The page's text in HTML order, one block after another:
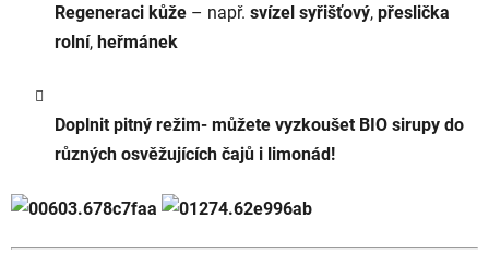
Regeneraci kůže – např. svízel syřišťový, přeslička
rolní, heřmánek
Doplnit pitný režim- můžete vyzkoušet BIO sirupy do
různých osvěžujících čajů i limonád!